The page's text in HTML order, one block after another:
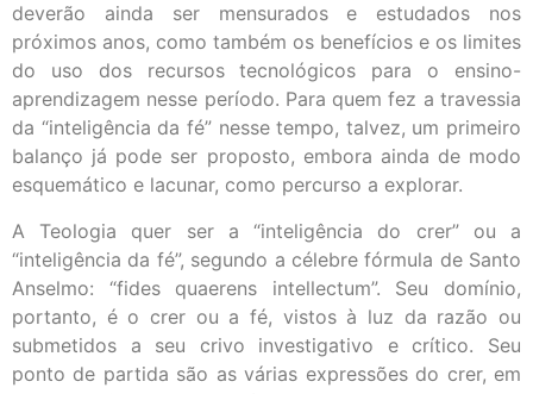
deverão ainda ser mensurados e estudados nos
próximos anos, como também os benefícios e os limites
do uso dos recursos tecnológicos para o ensino-
aprendizagem nesse período. Para quem fez a travessia
da “inteligência da fé” nesse tempo, talvez, um primeiro
balanço já pode ser proposto, embora ainda de modo
esquemático e lacunar, como percurso a explorar.
A Teologia quer ser a “inteligência do crer” ou a
“inteligência da fé”, segundo a célebre fórmula de Santo
Anselmo: “fides quaerens intellectum”. Seu domínio,
portanto, é o crer ou a fé, vistos à luz da razão ou
submetidos a seu crivo investigativo e crítico. Seu
ponto de partida são as várias expressões do crer, em